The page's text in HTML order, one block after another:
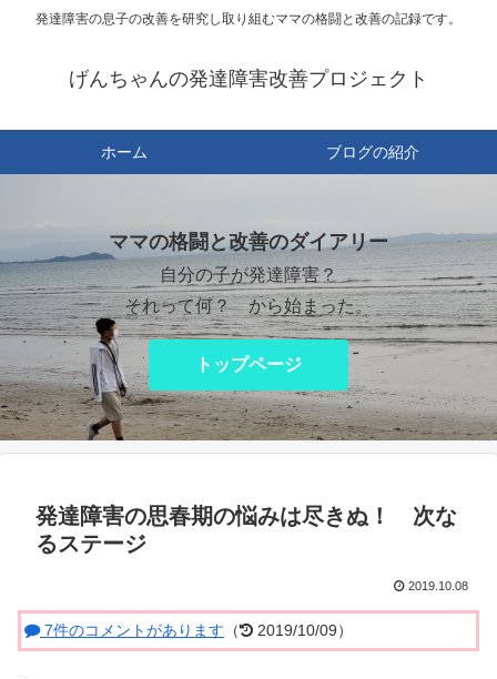
発達障害の息子の改善を研究し取り組むママの格闘と改善の記録です。
げんちゃんの発達障害改善プロジェクト
ホーム ブログの紹介
ママの格闘と改善のダイアリー
自分の子が発達障害？
それって何？ から始まった。
トップページ
発達障害の思春期の悩みは尽きぬ！ 次な
るステージ
2019.10.08
7件のコメントがあります （ 2019/10/09）